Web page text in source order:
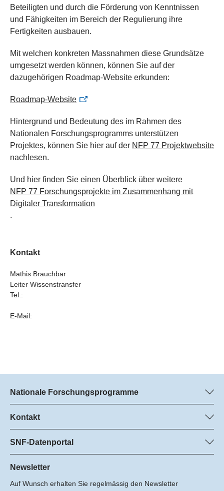
Beteiligten und durch die Förderung von Kenntnissen
und Fähigkeiten im Bereich der Regulierung ihre
Fertigkeiten ausbauen.
Mit welchen konkreten Massnahmen diese Grundsätze
umgesetzt werden können, können Sie auf der
dazugehörigen Roadmap-Website erkunden:
Roadmap-Website
Hintergrund und Bedeutung des im Rahmen des
Nationalen Forschungsprogramms unterstützen
Projektes, können Sie hier auf der NFP 77 Projektwebsite
nachlesen.
Und hier finden Sie einen Überblick über weitere
NFP 77 Forschungsprojekte im Zusammenhang mit
Digitaler Transformation
.
Kontakt
Mathis Brauchbar
Leiter Wissenstransfer
Tel.:
E-Mail:
Nationale Forschungsprogramme
Hier finden Sie Informationen zu allen Nationalen
Forschungsprogrammen (NFP):
Alle NFP
Kontakt
Programm-Management
Dr. Marjory Hunt, SNF
Dr. Boris Buzek, SNF
Tel.: +
E-Mail:
SNF-Datenportal
Hier finden Sie umfangreiche Informationen zu den vom SNF
geförderten Projekten.
Zum Datenportal
Newsletter
Auf Wunsch erhalten Sie regelmässig den Newsletter